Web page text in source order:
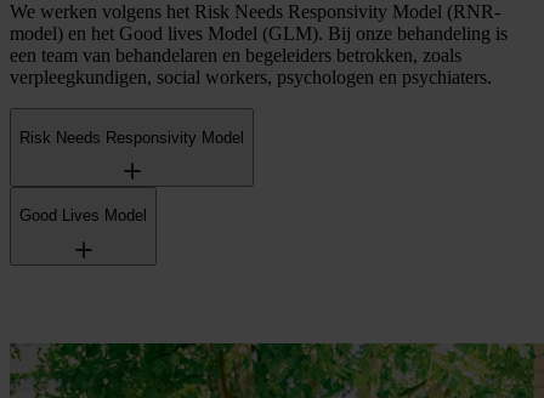
We werken volgens het Risk Needs Responsivity Model (RNR-
model) en het Good lives Model (GLM). Bij onze behandeling is
een team van behandelaren en begeleiders betrokken, zoals
verpleegkundigen, social workers, psychologen en psychiaters.
Risk Needs Responsivity Model
Good Lives Model